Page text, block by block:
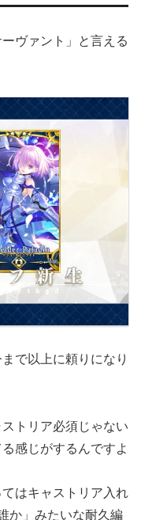
ヴァント」と言える
で以上に頼りになり
トリア必須じゃない
感じがするんですよ
はキャストリア入れ
か」みたいな耐久編